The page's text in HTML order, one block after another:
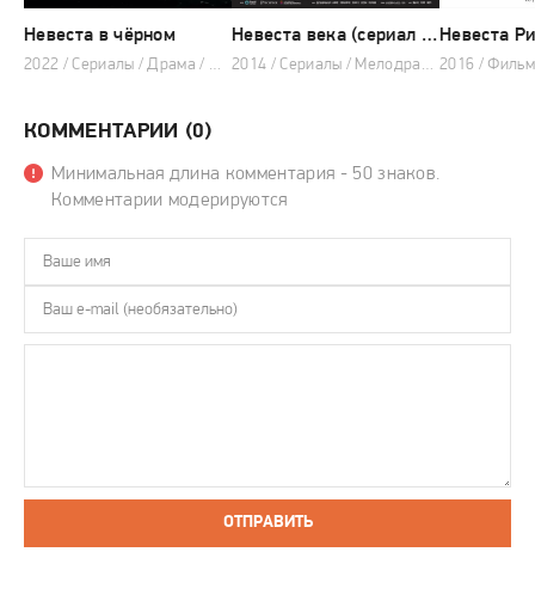
Невеста в чёрном
2022 / Сериалы / Драма / Мелодрама
Невеста века (сериал 2014)
2014 / Сериалы / Мелодрама / Фантастика
КОММЕНТАРИИ (0)
Минимальная длина комментария - 50 знаков.
Комментарии модерируются
ОТПРАВИТЬ